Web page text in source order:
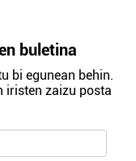
buletina
bi egunean behin.
iristen zaizu posta